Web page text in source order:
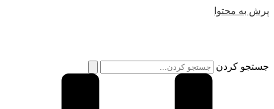
پرش به محتوا
جستجو کردن